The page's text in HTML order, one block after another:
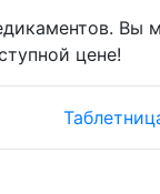
Вы
цене!